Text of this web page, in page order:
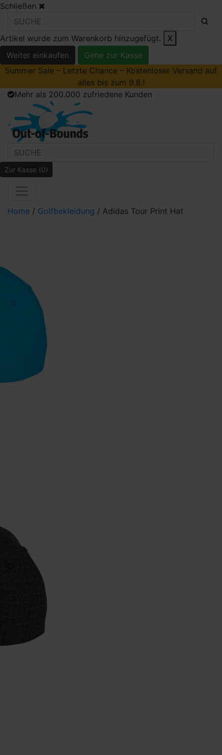
Schließen
Artikel wurde zum Warenkorb hinzugefügt.
X
Weiter einkaufen
Gehe zur Kasse
Summer Sale – Letzte Chance – Kostenloser Versand auf
alles bis zum 9.8.!
Mehr als 200.000 zufriedene Kunden
Zur Kasse (0)
Home / Golfbekleidung / Adidas Tour Print Hat